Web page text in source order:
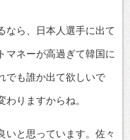
なら、日本人選手に出て
マネーが高過ぎて韓国に
も誰か出て欲しいで
りますからね。
いと思っています。佐々